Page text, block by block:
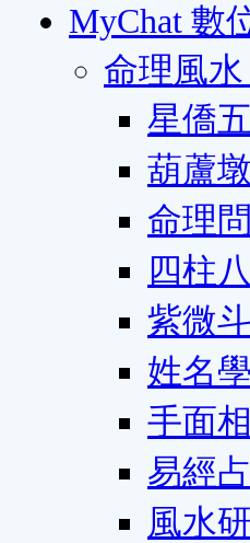
MyChat 數
命理風水
星僑
葫蘆
命理
四柱
紫微
姓名學
手面相
易經
風水